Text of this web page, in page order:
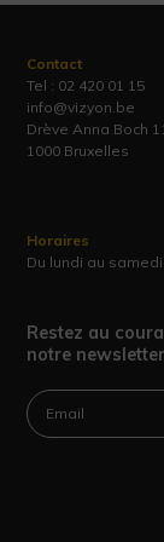
Contact
Tel : 02 420 01 15
info@vizyon.be
Drève Anna Boch
1000 Bruxelles
Horaires
Du lundi au
Restez au
notre